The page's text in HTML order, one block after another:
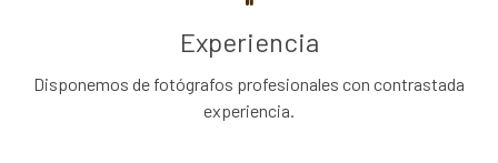
Experiencia
Disponemos de fotógrafos profesionales con contrastada
experiencia.